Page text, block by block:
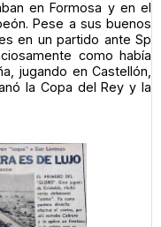
en Formosa y en el
Pese a sus buenos
en un partido ante Sp
como había
jugando en Castellón,
la Copa del Rey y la